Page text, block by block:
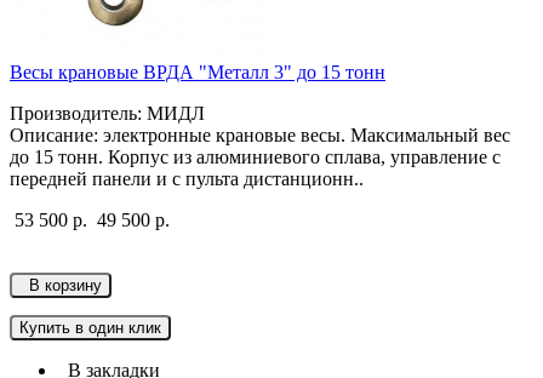
Весы крановые ВРДА "Металл 3" до 15 тонн
Производитель: МИДЛ
Описание: электронные крановые весы. Максимальный вес
до 15 тонн. Корпус из алюминиевого сплава, управление с
передней панели и с пульта дистанционн..
53 500 р. 49 500 р.
В корзину
Купить в один клик
В закладки